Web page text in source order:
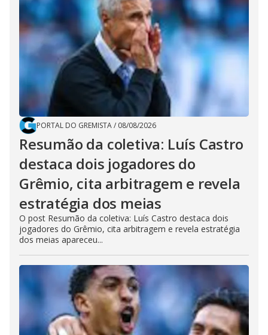
PORTAL DO GREMISTA/ 08/08/2026
Resumão da coletiva: Luís Castro
destaca dois jogadores do
Grêmio, cita arbitragem e revela
estratégia dos meias
O post Resumão da coletiva: Luís Castro destaca dois
jogadores do Grêmio, cita arbitragem e revela estratégia
dos meias apareceu...